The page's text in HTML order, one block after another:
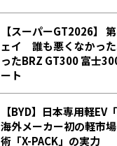
【スーパーGT2026】
ェイ 誰も悪くなかっ
った――BRZ GT300 富士
ート
【BYD】日本専用軽EV
海外メーカー初の軽市
術「X-PACK」の実力